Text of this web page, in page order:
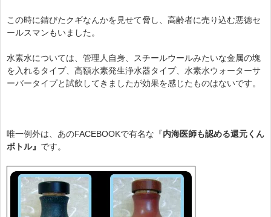
この時に錆びたクギなんかを見せて脅し、高齢者に売り込む悪徳セ
ールスマンもいました。
水素水については、管理人自身、スチールウールみたいな金属の塊
を入れるタイプ、高額水素発生浄水器タイプ、水素水ウォーターサ
ーバータイプと試飲してきましたが効果を感じたものはないです。
唯一例外は、あのFACEBOOKで有名な『内海医師も認める還元くん
ボトル』 です。